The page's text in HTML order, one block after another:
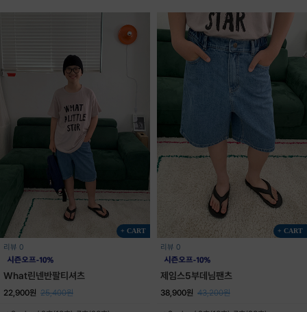
+ CART
리뷰 0
What린넨반팔티셔츠
22,900원 25,400원
+ CART
리뷰 0
제임스5부데님팬츠
38,900원 43,200원